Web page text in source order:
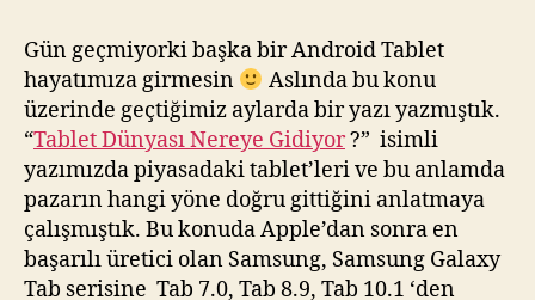
Gün geçmiyorki başka bir Android Tablet
hayatımıza girmesin
Aslında bu konu
üzerinde geçtiğimiz aylarda bir yazı yazmıştık.
“Tablet Dünyası Nereye Gidiyor?” isimli
yazımızda piyasadaki tablet’leri ve bu anlamda
pazarın hangi yöne doğru gittiğini anlatmaya
çalışmıştık. Bu konuda Apple’dan sonra en
başarılı üretici olan Samsung, Samsung Galaxy
Tab serisine Tab 7.0, Tab 8.9, Tab 10.1 ‘den